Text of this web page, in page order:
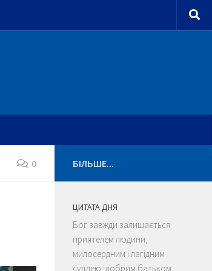
0 БІЛЬШЕ...
ЦИТАТА ДНЯ
Бог завжди залишається
приятелем людини,
милосердним і лагідним
суддею, добрим батьком,